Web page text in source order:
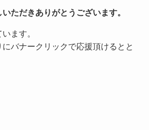
ただきありがとうございます。
ます。
にバナークリックで応援頂けるとと